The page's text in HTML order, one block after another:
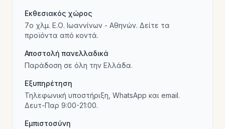
Εκθεσιακός χώρος
7ο χλμ. Ε.Ο. Ιωαννίνων - Αθηνών. Δείτε τα
προϊόντα από κοντά.
Αποστολή πανελλαδικά
Παράδοση σε όλη την Ελλάδα.
Εξυπηρέτηση
Τηλεφωνική υποστήριξη, WhatsApp και email.
Δευτ-Παρ 9:00-21:00.
Εμπιστοσύνη